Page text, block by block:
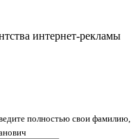
интернет-рекламы
полностью свои фамилию,